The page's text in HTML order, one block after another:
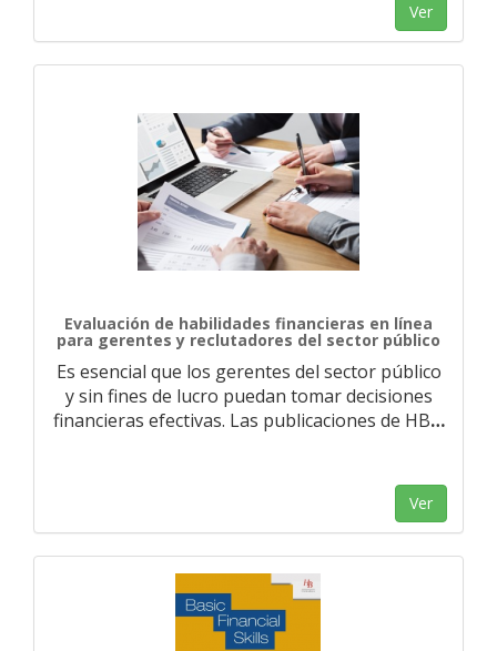
Ver
Evaluación de habilidades financieras en línea
para gerentes y reclutadores del sector público
Es esencial que los gerentes del sector público
y sin fines de lucro puedan tomar decisiones
financieras efectivas. Las publicaciones de HB…
Ver